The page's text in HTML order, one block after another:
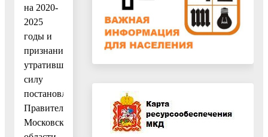
на 2020-
2025
годы и
признании
утратившим
силу
постановления
Правительства
Московской